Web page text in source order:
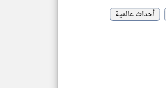
أحداث عالمية